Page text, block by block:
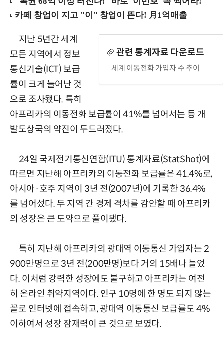
관련 통계자료 다운로드
세계 이동전화 가입자 수 추이
지난 5년간 세계
모든 지역에서 정보
통신기술(ICT) 보급
률이 크게 늘어난 것
으로 조사됐다. 특히
아프리카의 이동전화 보급률이 41%를 넘어서는 등 개
발도상국의 약진이 두드러졌다.
24일 국제전기통신연합(ITU) 통계자료(StatShot)에
따르면 지난해 아프리카의 이동전화 보급률은 41.4%로,
아시아·호주 지역이 3년 전(2007년)에 기록한 36.4%
를 넘어섰다. 두 지역 간 경제 격차를 감안할 때 아프리카
의 성장은 큰 도약으로 풀이됐다.
특히 지난해 아프리카의 광대역 이동통신 가입자는 2
900만명으로 3년 전(200만명)보다 거의 15배나 늘었
다. 이처럼 강력한 성장에도 불구하고 아프리카는 여전
히 온라인 취약지역이다. 인구 10명에 한 명도 되지 않는
꼴로 인터넷에 접속하고, 광대역 이동통신 보급률도 4%
이하여서 성장 잠재력이 큰 것으로 보였다.